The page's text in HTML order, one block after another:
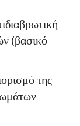
(βασικό
της